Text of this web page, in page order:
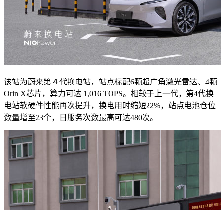
该站为蔚来第４代换电站，站点标配6颗超广角激光雷达、4颗
Orin X芯片，算力可达 1,016 TOPS。相较于上一代，第4代换
电站软硬件性能再次提升，换电用时缩短22%，站点电池仓位
数量增至23个，日服务次数最高可达480次。